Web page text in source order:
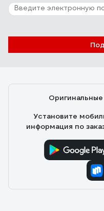
Установите
информация по